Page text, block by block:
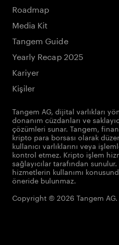
Roadmap
Media Kit
Tangem Guide
Yearly Recap 2025
Kariyer
Kişiler
Tangem AG, dijital varlıkları
donanım cüzdanları ve
çözümleri sunar. Tangem,
kripto para borsası olarak
kullanıcı varlıklarını veya
kontrol etmez. Kripto işlem
sağlayıcılar tarafından
hizmetlerin kullanımı
öneride bulunmaz.